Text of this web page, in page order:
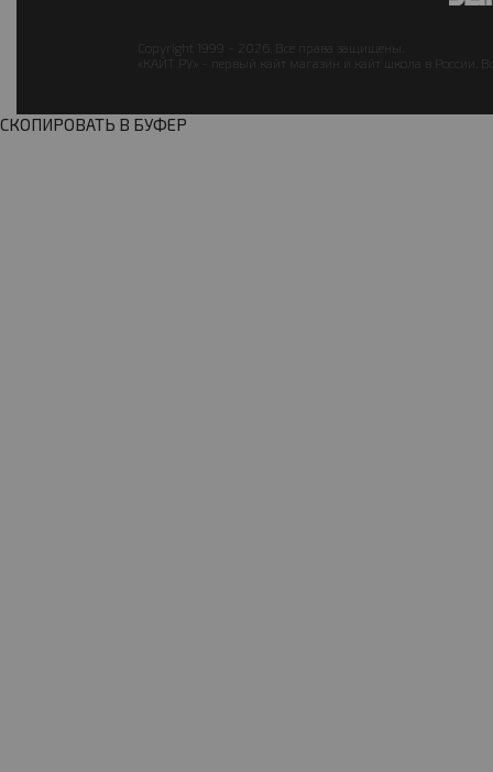
Copyright 1999 - 2026. Все права защищены.
«КАЙТ РУ» - первый кайт магазин и кайт школа в России.
СКОПИРОВАТЬ В БУФЕР